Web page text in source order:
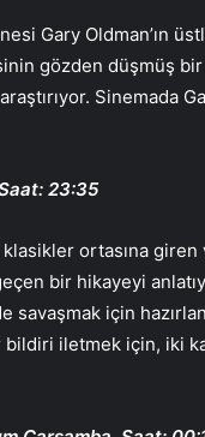
Gary Oldman’ın
gözden düşmüş
Sinemada
23:35
klasikler ortasına
bir hikayeyi
savaşmak için
iletmek için, iki